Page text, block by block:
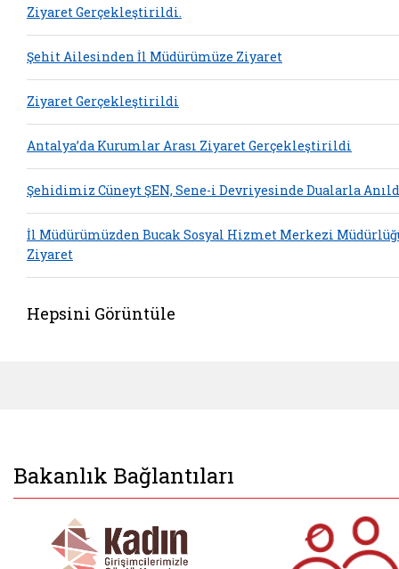
Ziyaret Gerçekleştirildi.
Şehit Ailesinden İl Müdürümüze Ziyaret
Ziyaret Gerçekleştirildi
Antalya’da Kurumlar Arası Ziyaret Gerçekleştirildi
Şehidimiz Cüneyt ŞEN, Sene-i Devriyesinde Dualarla
İl Müdürümüzden Bucak Sosyal Hizmet Merkezi
Ziyaret
Hepsini Görüntüle
Bakanlık Bağlantıları